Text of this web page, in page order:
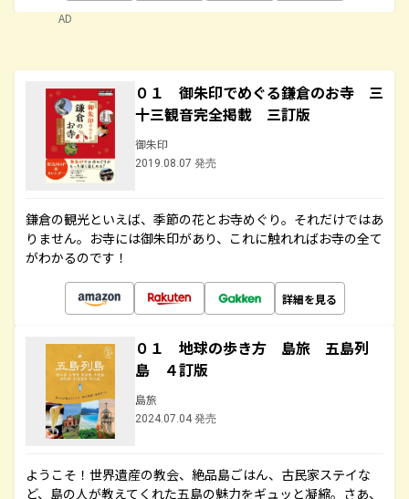
AD
０１ 御朱印でめぐる鎌倉のお寺 三
十三観音完全掲載 三訂版
御朱印
2019.08.07 発売
鎌倉の観光といえば、季節の花とお寺めぐり。それだけではあ
りません。お寺には御朱印があり、これに触れればお寺の全て
がわかるのです！
詳細を見る
０１ 地球の歩き方 島旅 五島列
島 ４訂版
島旅
2024.07.04 発売
ようこそ！世界遺産の教会、絶品島ごはん、古民家ステイな
ど、島の人が教えてくれた五島の魅力をギュッと凝縮。さあ、